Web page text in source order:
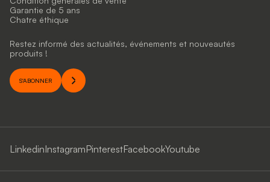
Garantie de 5 ans
Chatre éthique
Restez informé des actualités, événements et nouveautés
produits !
S'ABONNER
LinkedinInstagramPinterestFacebookYoutube